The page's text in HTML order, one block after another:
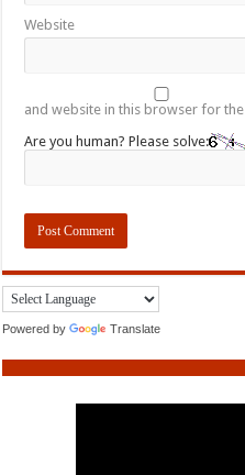
Website
and website in this browser for
Are you human? Please solve:
Powered by Translate